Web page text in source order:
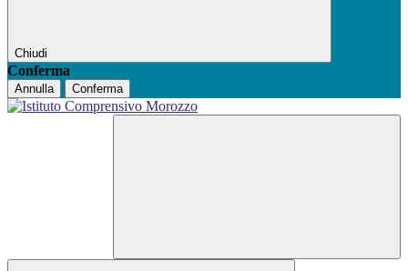
Chiudi
Conferma
Annulla Conferma